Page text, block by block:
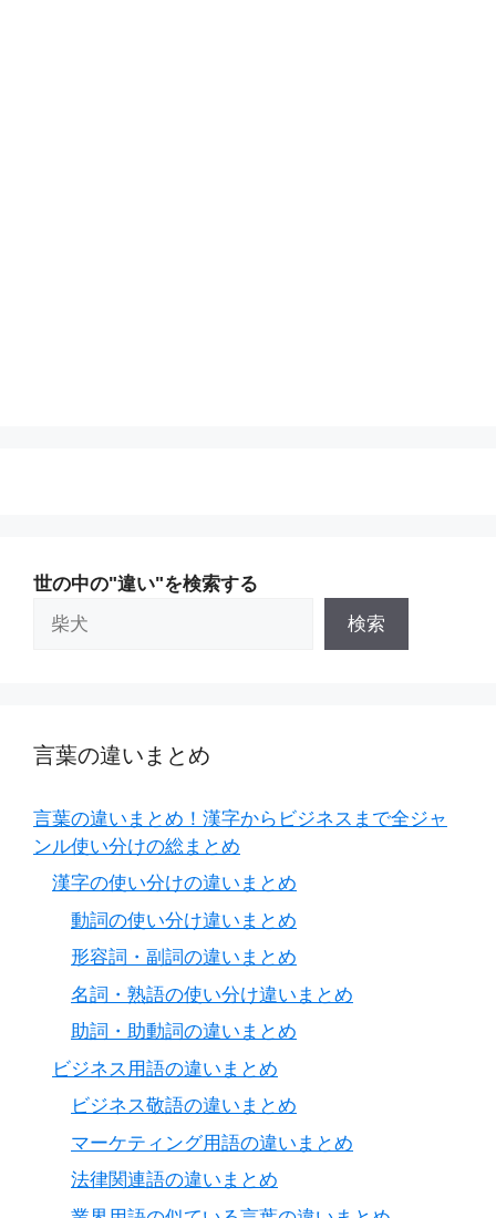
世の中の"違い"を検索する
検索
言葉の違いまとめ
言葉の違いまとめ！漢字からビジネスまで全ジャ
ンル使い分けの総まとめ
漢字の使い分けの違いまとめ
動詞の使い分け違いまとめ
形容詞・副詞の違いまとめ
名詞・熟語の使い分け違いまとめ
助詞・助動詞の違いまとめ
ビジネス用語の違いまとめ
ビジネス敬語の違いまとめ
マーケティング用語の違いまとめ
法律関連語の違いまとめ